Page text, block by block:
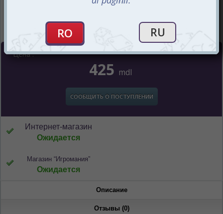
Цена :
425 mdl
СООБЩИТЬ О ПОСТУПЛЕНИИ
Интернет-магазин
Ожидается
Магазин “Игромания”
Ожидается
Описание
Отзывы (0)